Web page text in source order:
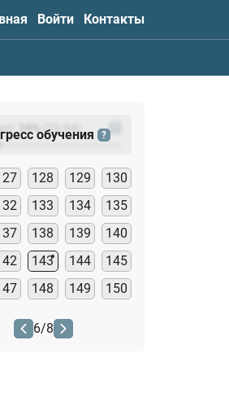
Войти Контакты
(23
обучения ?
128 129
130
133 134
135
138 139
140
143 144
145
148 149 150
6/8